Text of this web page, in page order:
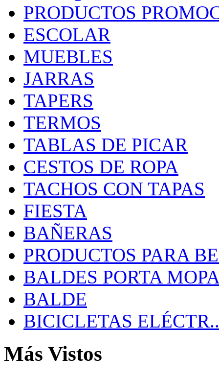
PRODUCTOS
ESCOLAR
MUEBLES
JARRAS
TAPERS
TERMOS
TABLAS DE PICAR
CESTOS DE ROPA
TACHOS CON TAPAS
FIESTA
BAÑERAS
PRODUCTOS PARA
BALDES PORTA
BALDE
BICICLETAS
Más Vistos